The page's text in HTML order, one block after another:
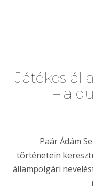
Játékos
– a
Paár Ádám
történetein
állampolgári